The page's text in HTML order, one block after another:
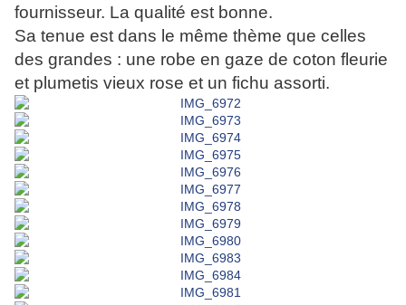
fournisseur. La qualité est bonne.
Sa tenue est dans le même thème que celles
des grandes : une robe en gaze de coton fleurie
et plumetis vieux rose et un fichu assorti.